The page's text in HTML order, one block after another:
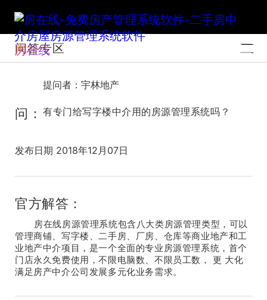
房在线
问答专区
提问者：宇林地产
问： 有专门给写字楼中介用的房源管理系统吗？
发布日期 2018年12月07日
官方解答：
房在线房源管理系统包含八大类房源管理类型，可以
管理商铺、写字楼、二手房、厂房、仓库等商业地产和工
业地产中介项目，是一个全面的专业房源管理系统，首个
门店永久免费使用，不限电脑数、不限员工数， 更 大化
满足房产中介公司发展多元化业务需求。